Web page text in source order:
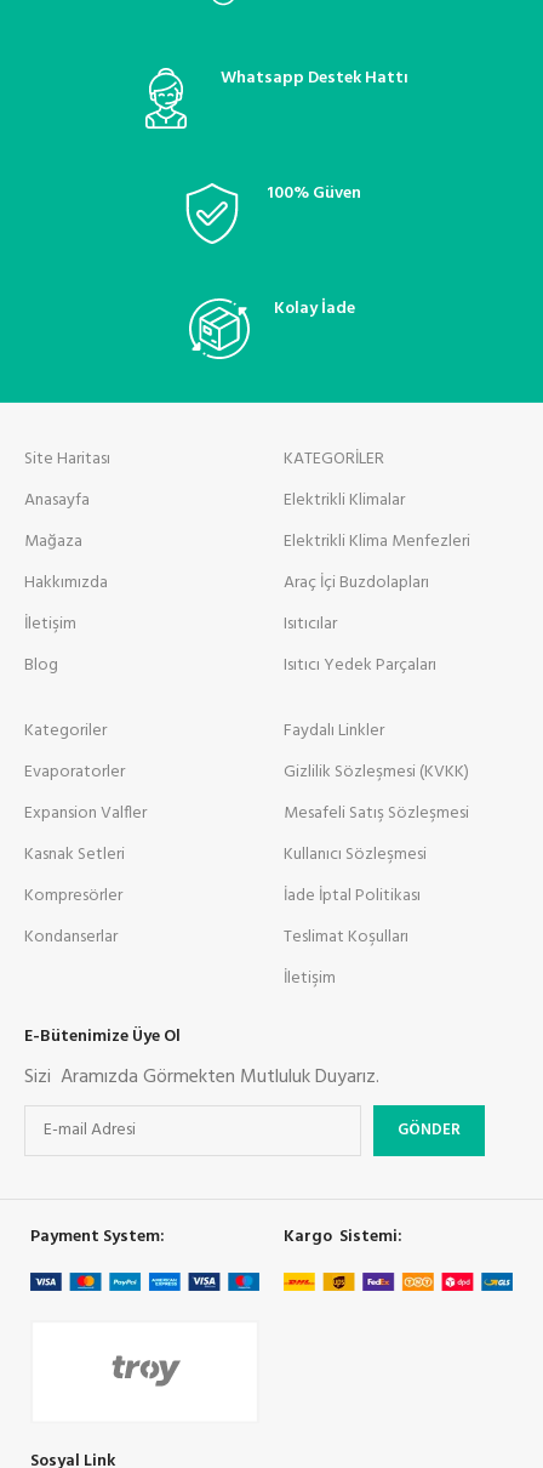
Whatsapp Destek Hattı
100% Güven
Kolay İade
Site Haritası
Anasayfa
Mağaza
Hakkımızda
İletişim
Blog
KATEGORİLER
Elektrikli Klimalar
Elektrikli Klima Menfezleri
Araç İçi Buzdolapları
Isıtıcılar
Isıtıcı Yedek Parçaları
Kategoriler
Evaporatorler
Expansion Valfler
Kasnak Setleri
Kompresörler
Kondanserlar
Faydalı Linkler
Gizlilik Sözleşmesi (KVKK)
Mesafeli Satış Sözleşmesi
Kullanıcı Sözleşmesi
İade İptal Politikası
Teslimat Koşulları
İletişim
E-Bütenimize Üye Ol
Sizi Aramızda Görmekten Mutluluk Duyarız.
Payment System: Kargo Sistemi:
Sosyal Link